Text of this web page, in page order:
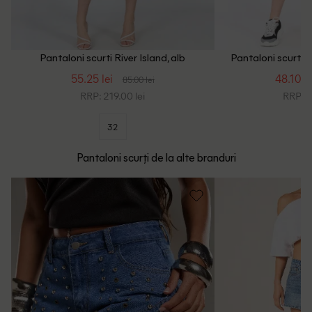
Pantaloni scurti River Island, alb
55.25 lei 85.00 lei
RRP: 219.00 lei
32
Pantaloni scurti
48.10
RRP:
Pantaloni scurți de la alte branduri